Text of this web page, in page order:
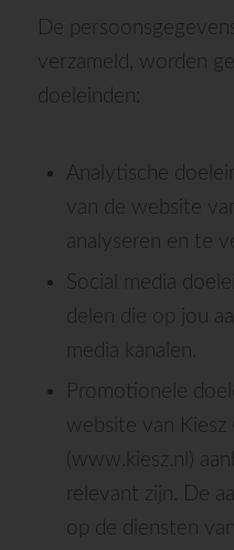
De
verzameld, worden
doeleinden:
Analytische
van de website
analyseren en te
Social media
delen die op jou
media kanalen.
Promotionele
website van
(www.kiesz.nl)
relevant zijn. De
op de diensten